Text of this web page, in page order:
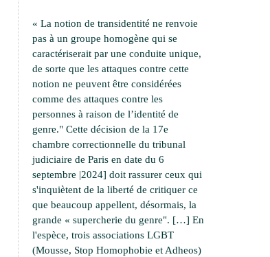
« La notion de transidentité ne renvoie
pas à un groupe homogène qui se
caractériserait par une conduite unique,
de sorte que les attaques contre cette
notion ne peuvent être considérées
comme des attaques contre les
personnes à raison de l’identité de
genre." Cette décision de la 17e
chambre correctionnelle du tribunal
judiciaire de Paris en date du 6
septembre |2024] doit rassurer ceux qui
s'inquiètent de la liberté de critiquer ce
que beaucoup appellent, désormais, la
grande « supercherie du genre". […] En
l'espèce, trois associations LGBT
(Mousse, Stop Homophobie et Adheos)